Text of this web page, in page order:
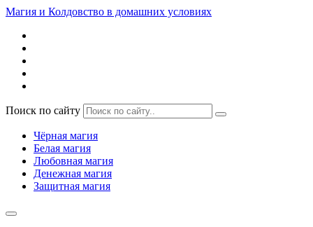
Магия и Колдовство в домашних условиях
Поиск по сайту
Чёрная магия
Белая магия
Любовная магия
Денежная магия
Защитная магия